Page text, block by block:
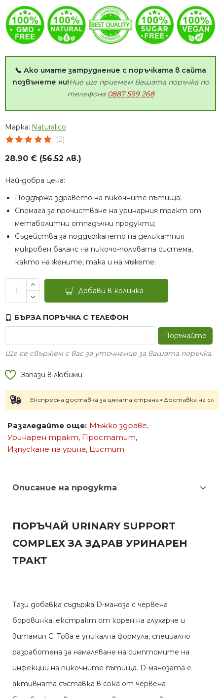
📞 Ако имате затруднение с поръчката в сайта
позвънете ни!Ние ще приемем Вашата поръчка по
телефона 0887 599 268
Марка: Naturalico
(2)
28.90 € (56.52 лв.)
Най-добра цена:
Поддържа здравето на пикочните пътища;
Спомага за прочистване на уринарния тракт от
метаболитни отпадъчни продукти;
Съдейства за поддържането на деликатния
микробен баланс на пикочо-половата система,
както на жените, така и на мъжете;
Добави в количка
БЪРЗА ПОРЪЧКА С ТЕЛЕФОН
Поръчайте
Ще се свържем с вас за уточнение за вашата поръчка.
Запази в любими
Експресна доставка за цялата страна ▪ Доставка на
Разгледайте още: Мъжко здраве,
Уринарен тракт, Простатит,
Изпускане на урина, Цистит
Описание на продукта
ПОРЪЧАЙ URINARY SUPPORT
COMPLEX ЗА ЗДРАВ УРИНАРЕН
ТРАКТ
Тази добавка съдържа D-маноза с червена
боровинка, екстракт от корен на глухарче и
витамин С. Това е уникална формула, специално
разработена за намаляване на симптомите на
инфекции на пикочните пътища. D-манозата е
активната съставка в сока от червена